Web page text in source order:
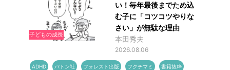
子どもの成長
い！毎年最後までため込
む子に「コツコツやりな
さい」が無駄な理由
本田秀夫
2026.08.06
ADHD バトン社 フォレスト出版 フクチマミ 書籍抜粋